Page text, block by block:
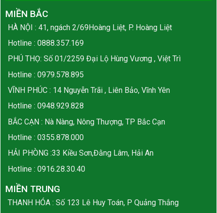
MIỀN BẮC
HÀ NỘI : 41, ngách 2/69Hoàng Liệt, P. Hoàng Liệt
Hotline : 0888.357.169
PHÚ THỌ: Số 01/2259 Đại Lộ Hùng Vương , Việt Trì
Hotline : 0979.578.895
VĨNH PHÚC : 14 Nguyễn Trãi , Liên Bảo, Vĩnh Yên
Hotline : 0948.929.828
BẮC CẠN : Nà Nàng, Nông Thượng, TP Bắc Cạn
Hotline : 0355.878.000
HẢI PHÒNG :33 Kiều Sơn,Đằng Lâm, Hải An
Hotline : 0916.28.30.40
MIỀN TRUNG
THANH HÓA : Số 123 Lê Huy Toán, P Quảng Thắng